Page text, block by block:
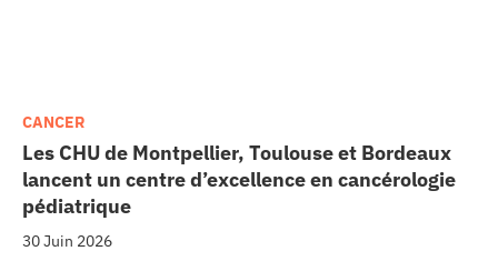
Les CHU de Montpellier, Toulouse et Bordeaux
lancent un centre d’excellence en cancérologie
pédiatrique
30 Juin 2026
CANCER